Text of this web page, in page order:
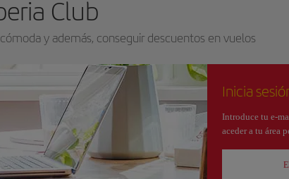
Club
y además, conseguir descuentos en vuelos
Inicia
Introduce tu e-
aceder a tu área